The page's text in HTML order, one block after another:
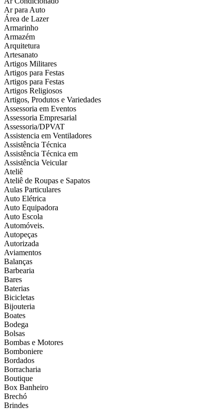
Ar para Auto
Área de Lazer
Armarinho
Armazém
Arquitetura
Artesanato
Artigos Militares
Artigos para Festas
Artigos para Festas
Artigos Religiosos
Artigos, Produtos e Variedades
Assessoria em Eventos
Assessoria Empresarial
Assessoria/DPVAT
Assistencia em Ventiladores
Assistência Técnica
Assistência Técnica em
Assistência Veicular
Ateliê
Ateliê de Roupas e Sapatos
Aulas Particulares
Auto Elétrica
Auto Equipadora
Auto Escola
Automóveis.
Autopeças
Autorizada
Aviamentos
Balanças
Barbearia
Bares
Baterias
Bicicletas
Bijouteria
Boates
Bodega
Bolsas
Bombas e Motores
Bomboniere
Bordados
Borracharia
Boutique
Box Banheiro
Brechó
Brindes